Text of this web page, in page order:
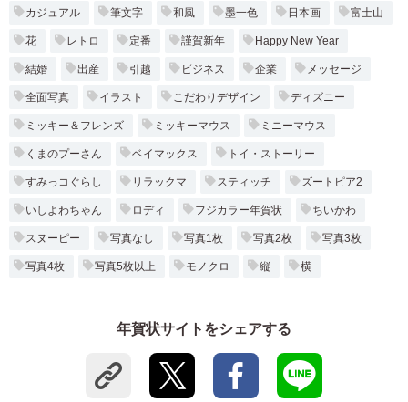
カジュアル 筆文字 和風 墨一色 日本画 富士山
花 レトロ 定番 謹賀新年 Happy New Year
結婚 出産 引越 ビジネス 企業 メッセージ
全面写真 イラスト こだわりデザイン ディズニー
ミッキー＆フレンズ ミッキーマウス ミニーマウス
くまのプーさん ベイマックス トイ・ストーリー
すみっコぐらし リラックマ スティッチ ズートピア2
いしよわちゃん ロディ フジカラー年賀状 ちいかわ
スヌーピー 写真なし 写真1枚 写真2枚 写真3枚
写真4枚 写真5枚以上 モノクロ 縦 横
年賀状サイトをシェアする